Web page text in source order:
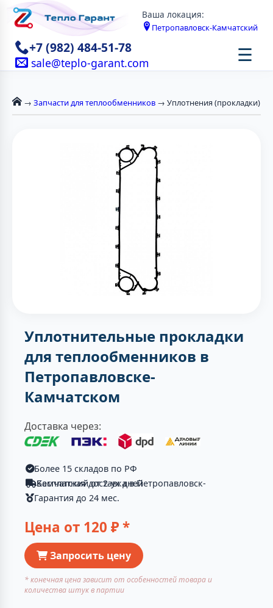
Ваша локация:
Петропавловск-Камчатский
+7 (982) 484-51-78
sale@teplo-garant.com ☰
→ Запчасти для теплообменников → Уплотнения (прокладки)
Уплотнительные прокладки
для теплообменников в
Петропавловске-
Камчатском
Доставка через:
Более 15 складов по РФ
Бесплатная доставка в Петропавловск-Камчатский от 2-ух дней
Гарантия до 24 мес.
Цена от 120 ₽ *
Запросить цену
* конечная цена зависит от особенностей товара и
количества штук в партии